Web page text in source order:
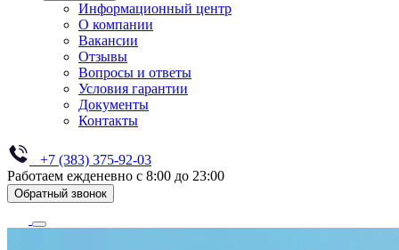
Информационный центр
О компании
Вакансии
Отзывы
Вопросы и ответы
Условия гарантии
Документы
Контакты
+7 (383) 375-92-03
Работаем ежденевно с 8:00 до 23:00
Обратный звонок